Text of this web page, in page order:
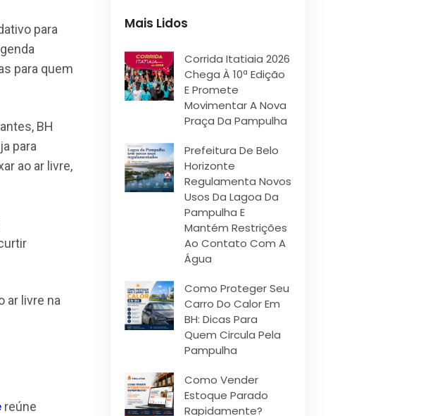
para
para quem
BH
para
ao ar livre,
ar livre na
reúne
Mais Lidos
Corrida Itatiaia 2026
Chega À 10ª Edição
E Promete
Movimentar A Nova
Praça Da Pampulha
Prefeitura De Belo
Horizonte
Regulamenta Novos
Usos Da Lagoa Da
Pampulha E
Mantém Restrições
Ao Contato Com A
Água
Como Proteger Seu
Carro Do Calor Em
BH: Dicas Para
Quem Circula Pela
Pampulha
Como Vender
Estoque Parado
Rapidamente?